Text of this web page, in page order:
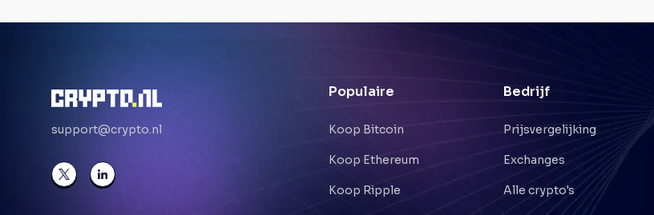
support@crypto.nl
Populaire
Koop Bitcoin
Koop Ethereum
Koop Ripple
Bedrijf
Prijsvergelijking
Exchanges
Alle crypto's